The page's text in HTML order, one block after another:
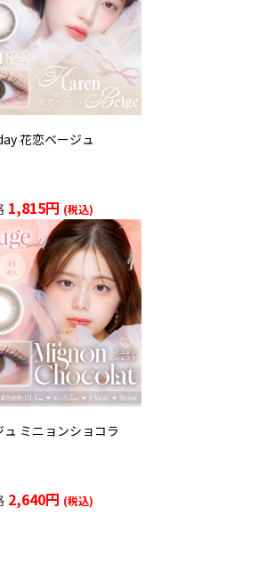
花恋ベージュ
1,815円
ミニョンショコラ
2,640円